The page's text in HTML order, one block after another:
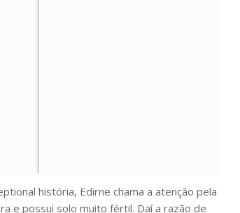
história, Edirne chama a atenção pela
e possui solo muito fértil. Daí a razão de